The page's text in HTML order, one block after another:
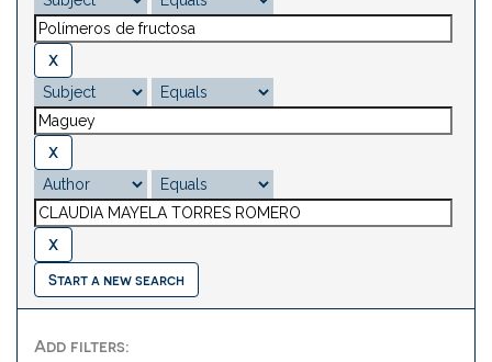
Start a new search
Add filters: